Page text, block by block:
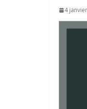
4